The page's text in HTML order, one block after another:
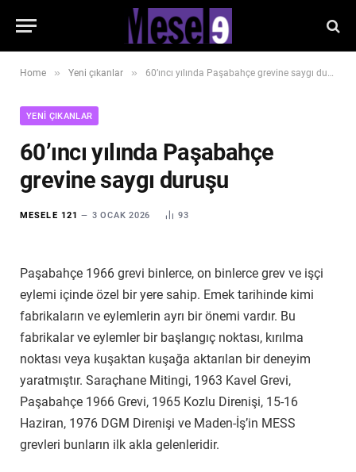
Home » Yeni çıkanlar » 60’ıncı yılında Paşabahçe grevine saygı duruşu
YENI ÇIKANLAR
60’ıncı yılında Paşabahçe
grevine saygı duruşu
MESELE 121 3 OCAK 2026 93
Paşabahçe 1966 grevi binlerce, on binlerce grev ve işçi
eylemi içinde özel bir yere sahip. Emek tarihinde kimi
fabrikaların ve eylemlerin ayrı bir önemi vardır. Bu
fabrikalar ve eylemler bir başlangıç noktası, kırılma
noktası veya kuşaktan kuşağa aktarılan bir deneyim
yaratmıştır. Saraçhane Mitingi, 1963 Kavel Grevi,
Paşabahçe 1966 Grevi, 1965 Kozlu Direnişi, 15-16
Haziran, 1976 DGM Direnişi ve Maden-İş’in MESS
grevleri bunların ilk akla gelenleridir.